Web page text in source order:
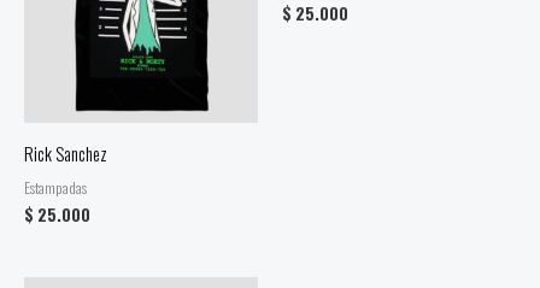
Rick Sanchez
Estampadas
$ 25.000
$ 25.000